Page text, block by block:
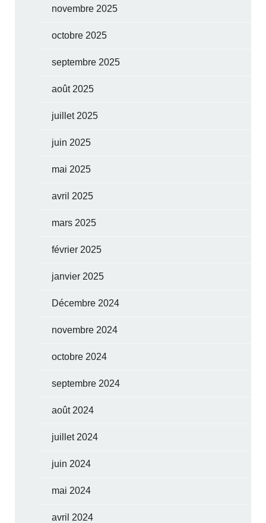
novembre 2025
octobre 2025
septembre 2025
août 2025
juillet 2025
juin 2025
mai 2025
avril 2025
mars 2025
février 2025
janvier 2025
Décembre 2024
novembre 2024
octobre 2024
septembre 2024
août 2024
juillet 2024
juin 2024
mai 2024
avril 2024